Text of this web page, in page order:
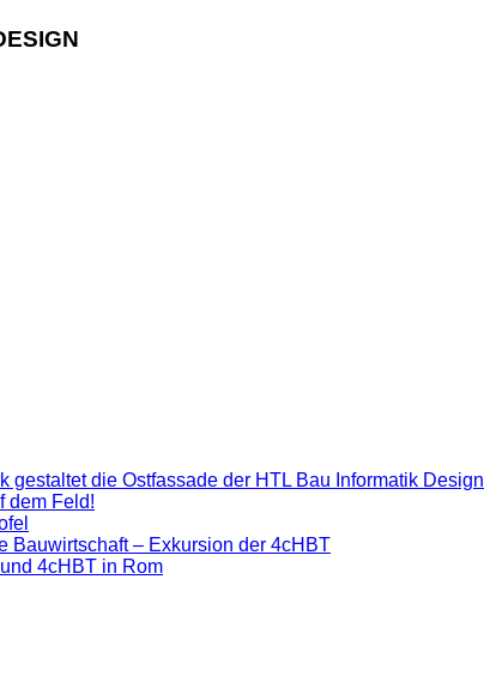
gestaltet die Ostfassade der HTL Bau Informatik Design
dem Feld!
Bauwirtschaft – Exkursion der 4cHBT
4cHBT in Rom